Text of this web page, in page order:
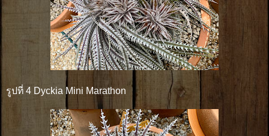
รูปที่ 4 Dyckia Mini Marathon